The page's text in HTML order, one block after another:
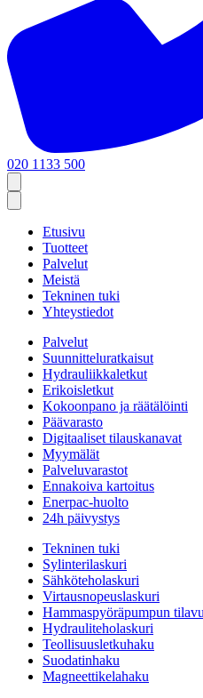
020 1133 500
Etusivu
Tuotteet
Palvelut
Meistä
Tekninen tuki
Yhteystiedot
Palvelut
Suunnitteluratkaisut
Hydrauliikkaletkut
Erikoisletkut
Kokoonpano ja räätälöinti
Päävarasto
Digitaaliset tilauskanavat
Myymälät
Palveluvarastot
Ennakoiva kartoitus
Enerpac-huolto
24h päivystys
Tekninen tuki
Sylinterilaskuri
Sähköteholaskuri
Virtausnopeuslaskuri
Hammaspyöräpumpun
Hydrauliteholaskuri
Teollisuusletkuhaku
Suodatinhaku
Magneettikelahaku